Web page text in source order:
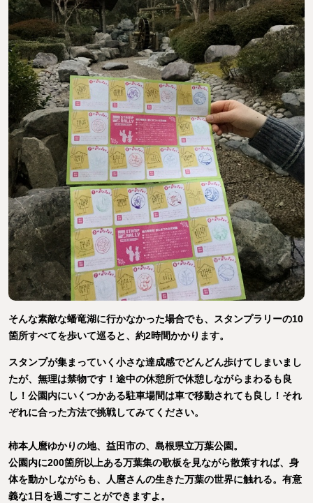
そんな素敵な蟠竜湖に行かなかった場合でも、スタンプラリーの10
箇所すべてを歩いて巡ると、約2時間かかります。
スタンプが集まっていく小さな達成感でどんどん歩けてしまいまし
たが、無理は禁物です！途中の休憩所で休憩しながらまわるも良
し！公園内にいくつかある駐車場間は車で移動されても良し！それ
ぞれに合った方法で挑戦してみてください。
柿本人麿ゆかりの地、益田市の、島根県立万葉公園。
公園内に200箇所以上ある万葉集の歌板を見ながら散策すれば、身
体を動かしながらも、人麿さんの生きた万葉の世界に触れる。有意
義な1日を過ごすことができますよ。